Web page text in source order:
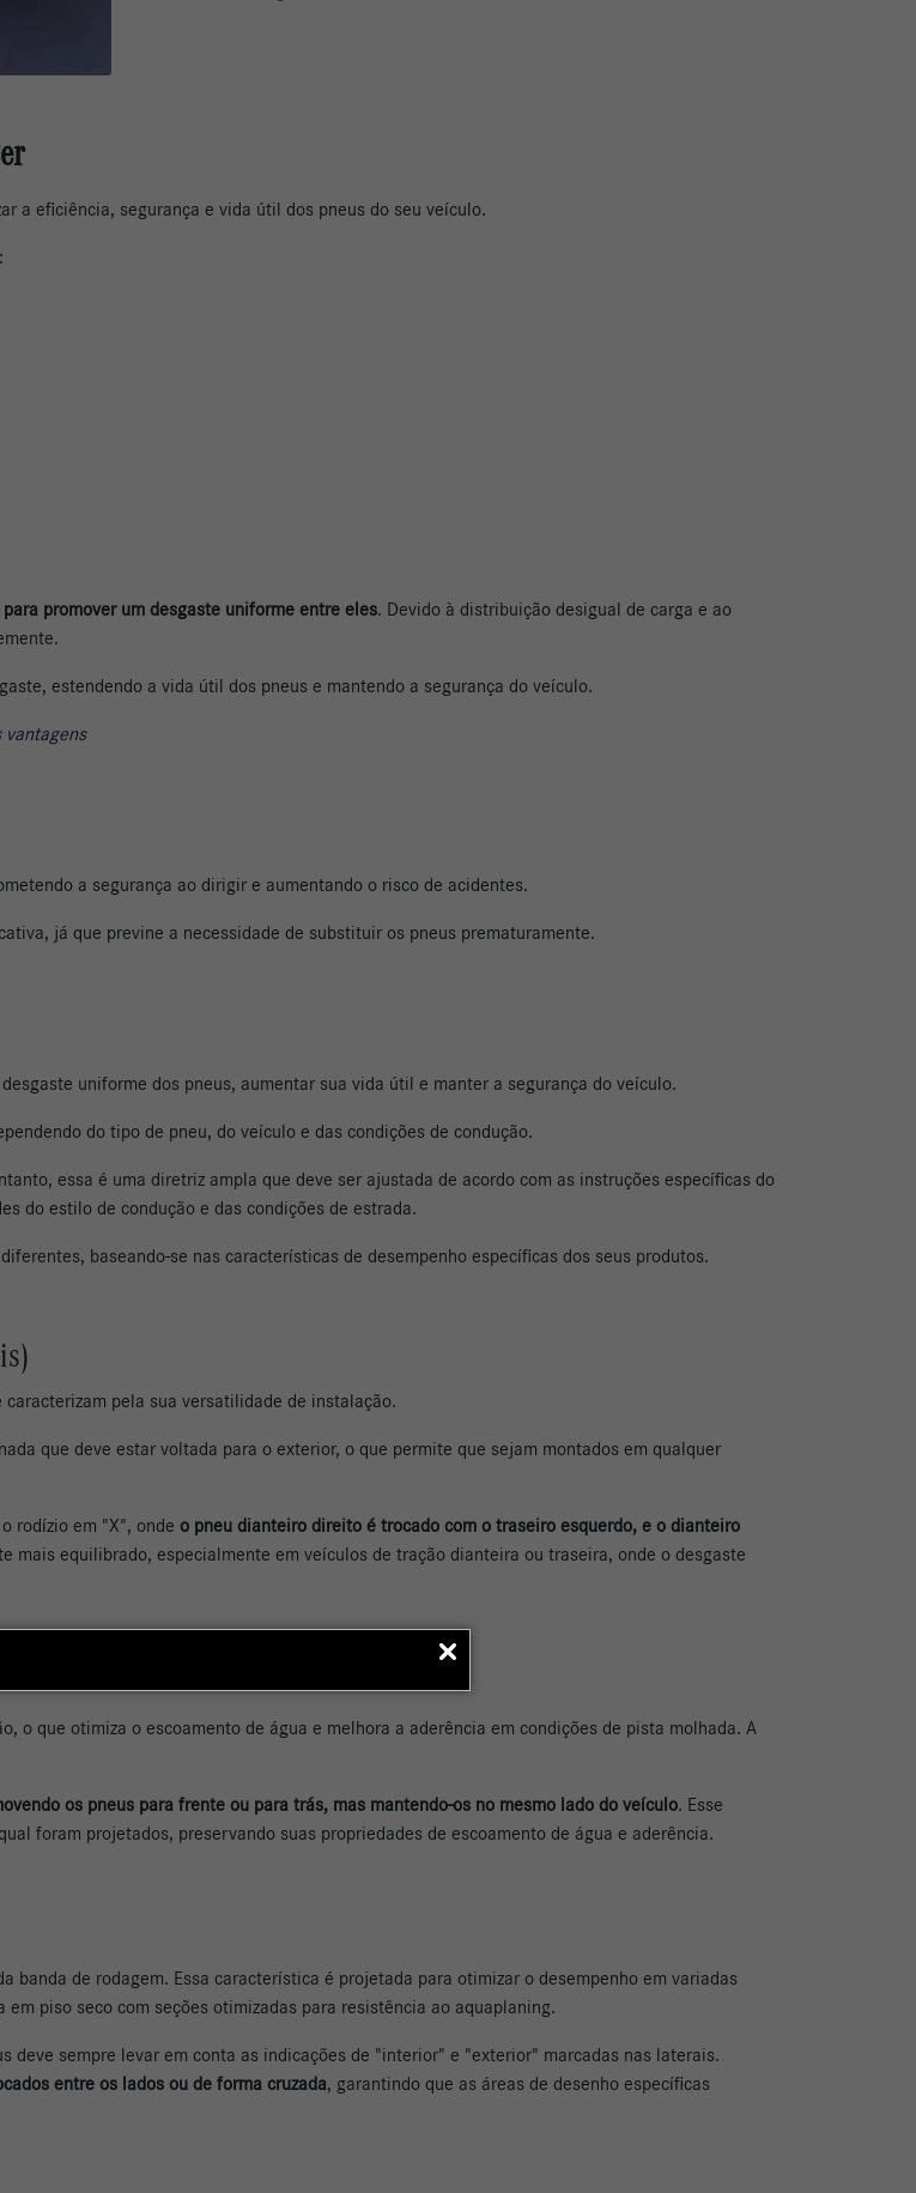
a eficiência, segurança e vida útil dos pneus do seu veículo.
promover um desgaste uniforme entre eles. Devido à distribuição desigual de carga e ao
estendendo a vida útil dos pneus e mantendo a segurança do veículo.
vantagens
a segurança ao dirigir e aumentando o risco de acidentes.
já que previne a necessidade de substituir os pneus prematuramente.
uniforme dos pneus, aumentar sua vida útil e manter a segurança do veículo.
do tipo de pneu, do veículo e das condições de condução.
essa é uma diretriz ampla que deve ser ajustada de acordo com as instruções específicas do
do estilo de condução e das condições de estrada.
baseando-se nas características de desempenho específicas dos seus produtos.
pela sua versatilidade de instalação.
que deve estar voltada para o exterior, o que permite que sejam montados em qualquer
rodízio em "X", onde o pneu dianteiro direito é trocado com o traseiro esquerdo, e o dianteiro
mais equilibrado, especialmente em veículos de tração dianteira ou traseira, onde o desgaste
o que otimiza o escoamento de água e melhora a aderência em condições de pista molhada. A
os pneus para frente ou para trás, mas mantendo-os no mesmo lado do veículo. Esse
foram projetados, preservando suas propriedades de escoamento de água e aderência.
banda de rodagem. Essa característica é projetada para otimizar o desempenho em variadas
piso seco com seções otimizadas para resistência ao aquaplaning.
deve sempre levar em conta as indicações de "interior" e "exterior" marcadas nas laterais.
entre os lados ou de forma cruzada, garantindo que as áreas de desenho específicas